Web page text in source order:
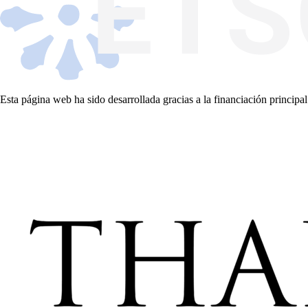
Esta página web ha sido desarrollada gracias a la financiación